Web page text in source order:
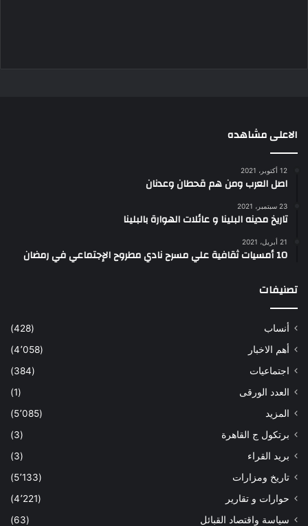
الاعلى مشاهده
12 أكتوبر، 2021
اصل العرب ومن هم قحطان وعدنان
23 سبتمبر، 2021
تاريخ مدينه البلينا و عائلات الهوارة بالبلينا
21 أبريل، 2021
10 أمسيات ثقافية علي مسرح نادي مطروح الإجتماعي في رمضان
تصنيفات
أنساب
(428)
أهم الاخبار
(4٬058)
اجتماعيات
(384)
العدد الورقى
(1)
المزيد
(5٬085)
برتكول ج القاهرة
(3)
بريد القراء
(3)
تاريخ ومزارات
(5٬133)
حوارات و تقارير
(4٬221)
سياسة واقتصاد القبائل
(63)